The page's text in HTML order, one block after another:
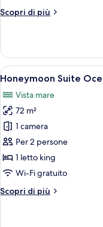
Scopri di più
Altri
Ocean
View
King
Apri
tutte
le
foto
per
Honeymoon
Suite
Ocean
6
Honeymoon Suite
Vista mare
72 m²
1 camera
Per 2 persone
1 letto king
Wi-Fi gratuito
Scopri di più
Altri